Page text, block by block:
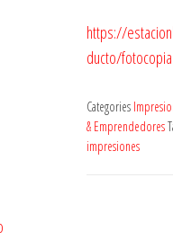
https://
ducto/
Categories
& Emprendedores
impresiones